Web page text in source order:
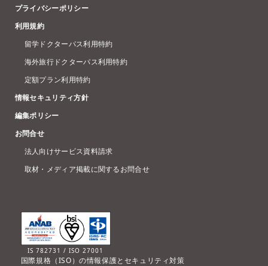
プライバシーポリシー
利用規約
留学ドクターパス利用特約
海外旅行ドクターパス利用特約
定額プラン利用特約
情報セキュリティ方針
編集ポリシー
お問合せ
法人向けサービス資料請求
取材・メディア掲載に関するお問合せ
IS 782731 / ISO 27001
国際規格（ISO）の情報保護とセキュリティ対策